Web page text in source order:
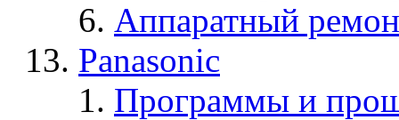
Аппаратный
Panasonic
Программы и